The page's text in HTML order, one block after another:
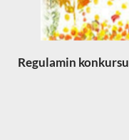
Regulamin konkursu